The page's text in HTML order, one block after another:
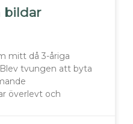
bildar
mitt då 3-åriga
tvungen att byta
överlevt och